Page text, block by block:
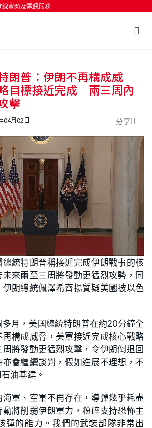
線寬頻及電訊服務
按輸入鍵開始搜尋
朗普：伊朗不再構成威
目標接近完成 兩三周內
擊
04月02日 分享
總統特朗普稱接近完成伊朗戰事的核
來兩至三周將發動更猛烈攻勢，同
朗總統佩澤希齊揚質疑美國被以色
月，美國總統特朗普在約20分鐘全
再構成威脅，美軍接近完成核心戰略
周將發動更猛烈攻擊，令伊朗倒退回
會繼續談判，假如進展不理想，不
油基建。
軍、空軍不再存在，導彈幾乎耗盡
將削弱伊朗軍力，粉碎支持恐怖主
彈的能力。我們的武裝部隊非常出